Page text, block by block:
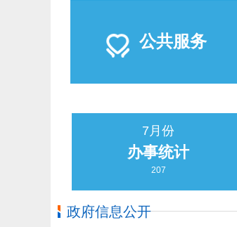
公共服务
7月份
办事统计
207
政府信息公开